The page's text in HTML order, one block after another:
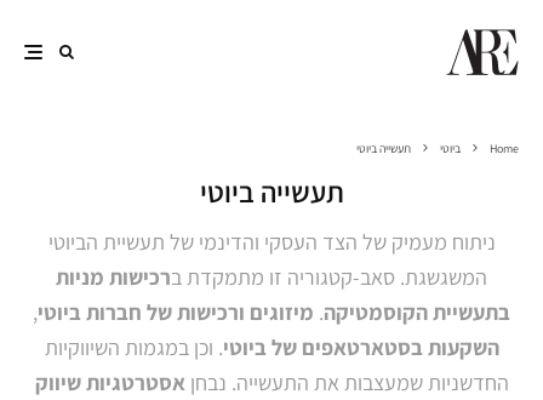
Home ביוטי תעשייה ביוטי
תעשייה ביוטי
ניתוח מעמיק של הצד העסקי והדינמי של תעשיית הביוטי
המשגשגת. סאב-קטגוריה זו מתמקדת ברכישות מניות
בתעשיית הקוסמטיקה. מיזוגים ורכישות של חברות ביוטי,
השקעות בסטארטאפים של ביוטי. וכן במגמות השיווקיות
החדשניות שמעצבות את התעשייה. נבחןאסטרטגיות שיווק